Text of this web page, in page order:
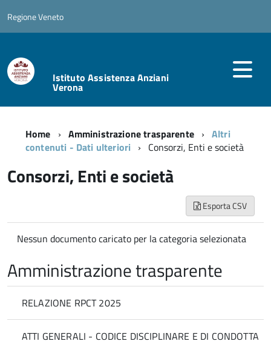
Regione Veneto
Istituto Assistenza Anziani
Verona
Home Amministrazione trasparente
Altri
contenuti - Dati ulteriori
Consorzi, Enti e società
Consorzi, Enti e società
Esporta CSV
Nessun documento caricato per la categoria selezionata
Amministrazione trasparente
RELAZIONE RPCT 2025
ATTI GENERALI - CODICE DISCIPLINARE E DI CONDOTTA